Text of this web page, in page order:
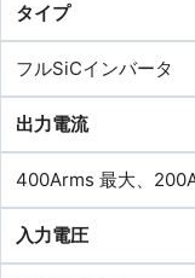
タイプ
フルSiCインバータ
出力電流
400Arms 最大、
入力電圧